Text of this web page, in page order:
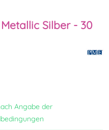
Silber - 30
Angabe der